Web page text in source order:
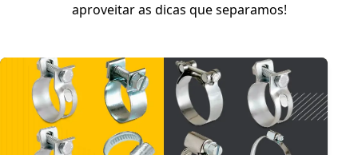
aproveitar as dicas que separamos!